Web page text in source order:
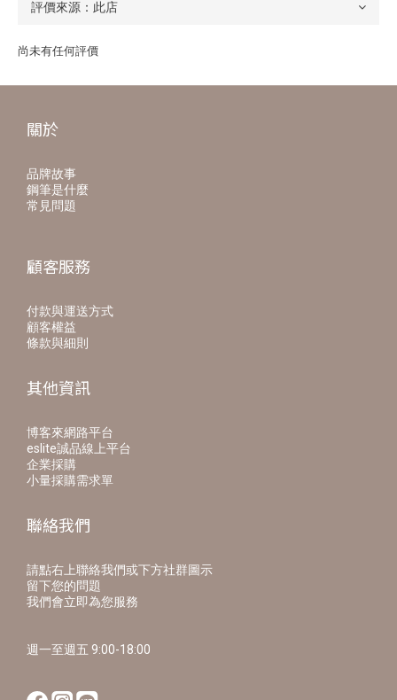
尚未有任何評價
關於
品牌故事
鋼筆是什麼
常見問題
顧客服務
付款與運送方式
顧客權益
條款與細則
其他資訊
博客來網路平台
eslite誠品線上平台
企業採購
小量採購需求單
聯絡我們
請點右上聯絡我們或下方社群圖示
留下您的問題
我們會立即為您服務
週一至週五 9:00-18:00